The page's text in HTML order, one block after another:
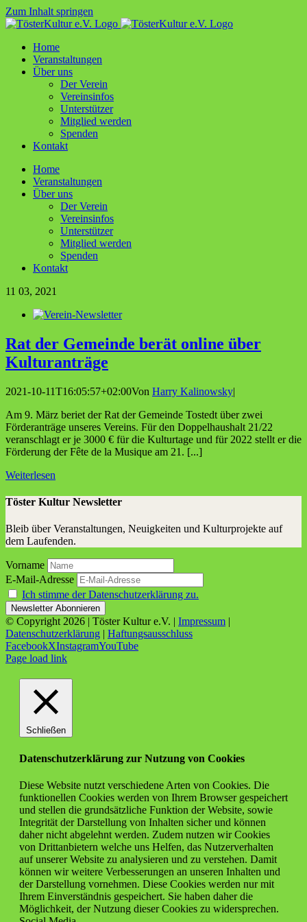
Zum Inhalt springen
Home
Ver­an­stal­tun­gen
Über uns
Der Ver­ein
Ver­ein­sin­fos
Unter­stüt­zer
Mit­glied werden
Spen­den
Kon­takt
Home
Ver­an­stal­tun­gen
Über uns
Der Ver­ein
Ver­ein­sin­fos
Unter­stüt­zer
Mit­glied werden
Spen­den
Kon­takt
11 03, 2021
Rat der Gemein­de berät online über
Kulturanträge
2021-10-11T16:05:57+02:00Von Harry Kalinowsky|
Am 9. März beriet der Rat der Gemeinde Tostedt über zwei
Förderanträge unseres Vereins. Für den Doppelhaushalt 21/22
veranschlagt er je 3000 € für die Kulturtage und für 2022 stellt er die
Förderung der Fête de la Musique am 21. [...]
Weiterlesen
Töster Kultur Newsletter
Bleib über Veranstaltungen, Neuigkeiten und Kulturprojekte auf
dem Laufenden.
Vorname
E-Mail-Adresse
Ich stimme der Datenschutzerklärung zu.
© Copyright 2026 | Töster Kultur e.V. | Impressum |
Datenschutzerklärung | Haftungsausschluss
FacebookXInstagramYouTube
Page load link
Schließen
Datenschutzerklärung zur Nutzung von Cookies
Diese Website nutzt verschiedene Arten von Cookies. Die
funktionellen Cookies werden von Ihrem Browser gespeichert
und stellen die grundsätzliche Funktion der Website, sowie
Integrität der Darstellung von Inhalten sicher und können
daher nicht abgelehnt werden. Zudem nutzen wir Cookies
von Drittanbietern welche uns Helfen, das Nutzerverhalten
auf unserer Website zu analysieren und zu verstehen. Damit
können wir weitere Verbesserungen an unseren Inhalten und
der Darstellung vornehmen. Diese Cookies werden nur mit
Ihrem Einverständnis gespeichert. Sie haben daher die
Möglichkeit, der Nutzung dieser Cookies zu widersprechen.